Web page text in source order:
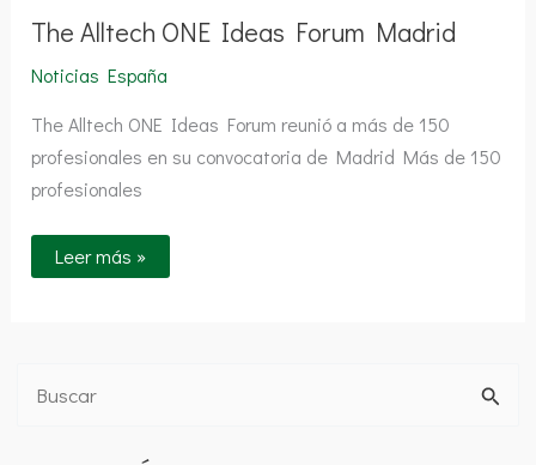
The Alltech ONE Ideas Forum Madrid
Noticias España
The Alltech ONE Ideas Forum reunió a más de 150
profesionales en su convocatoria de Madrid Más de 150
profesionales
Ideas
Forum
Leer más »